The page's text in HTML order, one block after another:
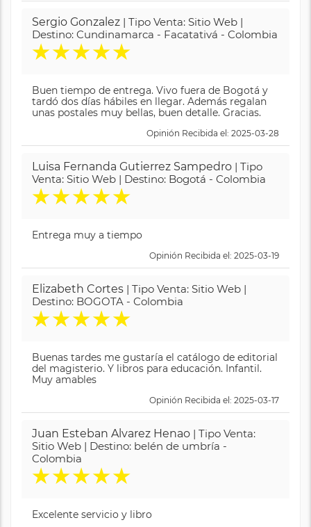
Sergio Gonzalez | Tipo Venta: Sitio Web |
Destino: Cundinamarca - Facatativá - Colombia
★★★★★
Buen tiempo de entrega. Vivo fuera de Bogotá y
tardó dos días hábiles en llegar. Además regalan
unas postales muy bellas, buen detalle. Gracias.
Opinión Recibida el: 2025-03-28
Luisa Fernanda Gutierrez Sampedro | Tipo
Venta: Sitio Web | Destino: Bogotá - Colombia
★★★★★
Entrega muy a tiempo
Opinión Recibida el: 2025-03-19
Elizabeth Cortes | Tipo Venta: Sitio Web |
Destino: BOGOTA - Colombia
★★★★★
Buenas tardes me gustaría el catálogo de editorial
del magisterio. Y libros para educación. Infantil.
Muy amables
Opinión Recibida el: 2025-03-17
Juan Esteban Alvarez Henao | Tipo Venta:
Sitio Web | Destino: belén de umbría -
Colombia
★★★★★
Excelente servicio y libro